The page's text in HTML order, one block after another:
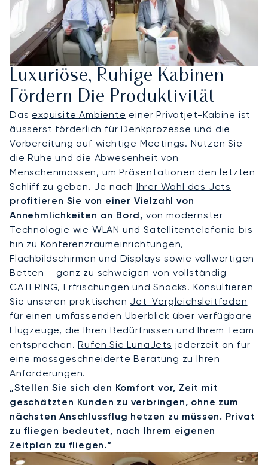
Luxuriöse, Ruhige Kabinen
Fördern Die Produktivität
Das exquisite Ambiente einer Privatjet-Kabine ist
äusserst förderlich für Denkprozesse und die
Vorbereitung auf wichtige Meetings. Nutzen Sie
die Ruhe und die Abwesenheit von
Menschenmassen, um Präsentationen den letzten
Schliff zu geben. Je nach Ihrer Wahl des Jets
profitieren Sie von einer Vielzahl von
Annehmlichkeiten an Bord, von modernster
Technologie wie WLAN und Satellitentelefonie bis
hin zu Konferenzraumeinrichtungen,
Flachbildschirmen und Displays sowie vollwertigen
Betten – ganz zu schweigen von vollständig
CATERING, Erfrischungen und Snacks. Konsultieren
Sie unseren praktischen Jet-Vergleichsleitfaden
für einen umfassenden Überblick über verfügbare
Flugzeuge, die Ihren Bedürfnissen und Ihrem Team
entsprechen.Rufen Sie LunaJets jederzeit an für
eine massgeschneiderte Beratung zu Ihren
Anforderungen.
„Stellen Sie sich den Komfort vor, Zeit mit
geschätzten Kunden zu verbringen, ohne zum
nächsten Anschlussflug hetzen zu müssen. Privat
zu fliegen bedeutet, nach Ihrem eigenen
Zeitplan zu fliegen.“